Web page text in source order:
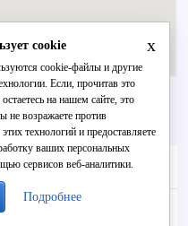
БПЛА
x
cookie
cookie-файлы и другие
Если, прочитав это
на нашем сайте, это
не возражаете против
технологий и предоставляете
ваших персональных
сервисов веб-аналитики.
Подробнее